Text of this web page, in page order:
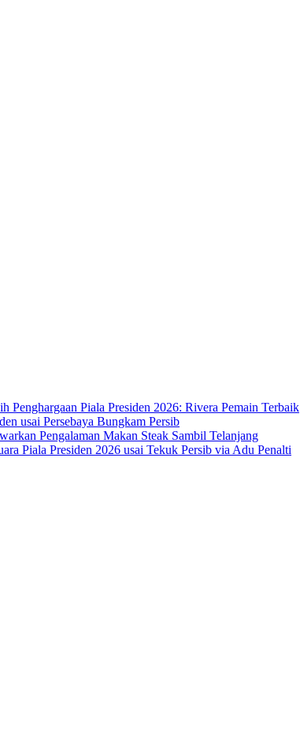
Penghargaan Piala Presiden 2026: Rivera Pemain Terbaik
usai Persebaya Bungkam Persib
Pengalaman Makan Steak Sambil Telanjang
Piala Presiden 2026 usai Tekuk Persib via Adu Penalti